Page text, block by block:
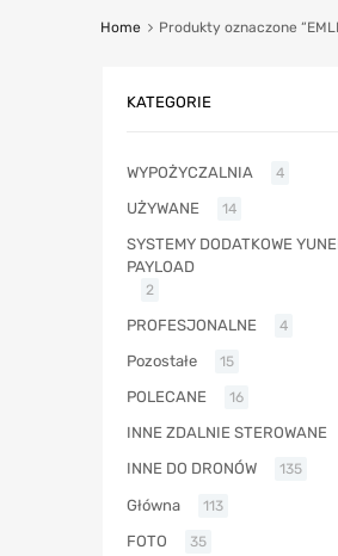
Home Produkty oznaczone
KATEGORIE
WYPOŻYCZALNIA 4
UŻYWANE 14
SYSTEMY DODATKOWE
PAYLOAD
2
PROFESJONALNE 4
Pozostałe 15
POLECANE 16
INNE ZDALNIE STEROWANE
INNE DO DRONÓW 135
Główna 113
FOTO 35